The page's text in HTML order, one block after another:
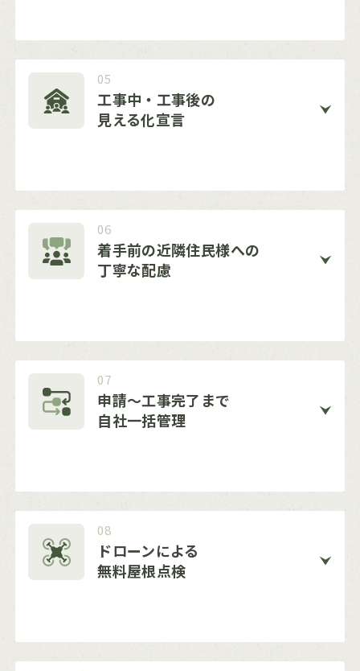
05
工事中・工事後の
見える化宣言
06
着手前の近隣住民様への
丁寧な配慮
07
申請〜工事完了まで
自社一括管理
08
ドローンによる
無料屋根点検